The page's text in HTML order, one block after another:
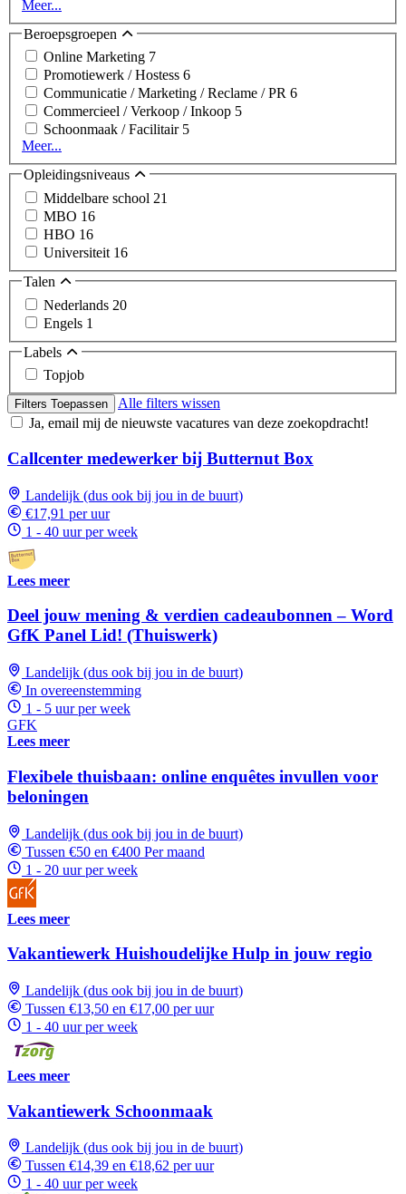
Meer...
Beroepsgroepen
Online Marketing 7
Promotiewerk / Hostess 6
Communicatie / Marketing / Reclame / PR 6
Commercieel / Verkoop / Inkoop 5
Schoonmaak / Facilitair 5
Meer...
Opleidingsniveaus
Middelbare school 21
MBO 16
HBO 16
Universiteit 16
Talen
Nederlands 20
Engels 1
Labels
Topjob
Filters Toepassen
Alle filters wissen
Ja, email mij de nieuwste vacatures van deze zoekopdracht!
Callcenter medewerker bij Butternut Box
Landelijk (dus ook bij jou in de buurt)
€17,91 per uur
1 - 40 uur per week
Lees meer
Deel jouw mening & verdien cadeaubonnen – Word
GfK Panel Lid! (Thuiswerk)
Landelijk (dus ook bij jou in de buurt)
In overeenstemming
1 - 5 uur per week
GFK
Lees meer
Flexibele thuisbaan: online enquêtes invullen voor
beloningen
Landelijk (dus ook bij jou in de buurt)
Tussen €50 en €400 Per maand
1 - 20 uur per week
Lees meer
Vakantiewerk Huishoudelijke Hulp in jouw regio
Landelijk (dus ook bij jou in de buurt)
Tussen €13,50 en €17,00 per uur
1 - 40 uur per week
Lees meer
Vakantiewerk Schoonmaak
Landelijk (dus ook bij jou in de buurt)
Tussen €14,39 en €18,62 per uur
1 - 40 uur per week